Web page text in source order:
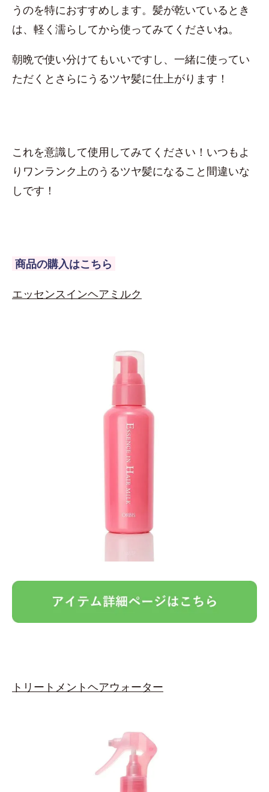
うのを特におすすめします。髪が乾いているとき
は、軽く濡らしてから使ってみてくださいね。
朝晩で使い分けてもいいですし、一緒に使ってい
ただくとさらにうるツヤ髪に仕上がります！
これを意識して使用してみてください！いつもよ
りワンランク上のうるツヤ髪になること間違いな
しです！
商品の購入はこちら
エッセンスインヘアミルク
トリートメントヘアウォーター